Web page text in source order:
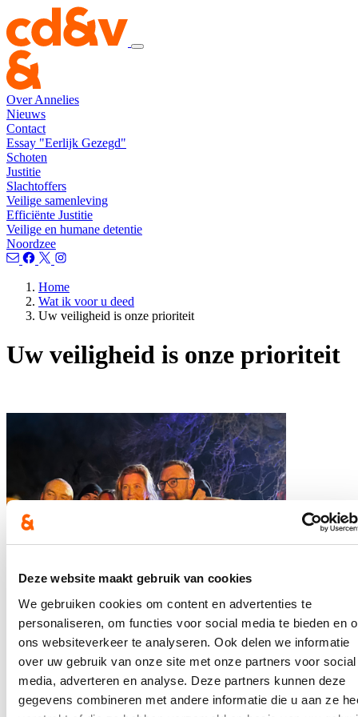
Deze website maakt gebruik van cookies
We gebruiken cookies om content en advertenties te
personaliseren, om functies voor social media te bieden en
ons websiteverkeer te analyseren. Ook delen we informatie
over uw gebruik van onze site met onze partners voor social
media, adverteren en analyse. Deze partners kunnen deze
gegevens combineren met andere informatie die u aan ze
Over Annelies
Nieuws
Contact
Essay "Eerlijk Gezegd"
Schoten
Justitie
Slachtoffers
Veilige samenleving
Efficiënte Justitie
Veilige en humane detentie
Noordzee
Home
Wat ik voor u deed
Uw veiligheid is onze prioriteit
Uw veiligheid is onze prioriteit